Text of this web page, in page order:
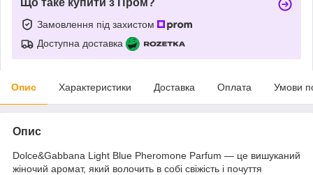
Замовлення під захистом
Доступна доставка
Опис Характеристики Доставка Оплата Умови
Опис
Dolce&Gabbana Light Blue Pheromone Parfum — це вишуканий
жіночий аромат, який волочить в собі свіжість і почуття